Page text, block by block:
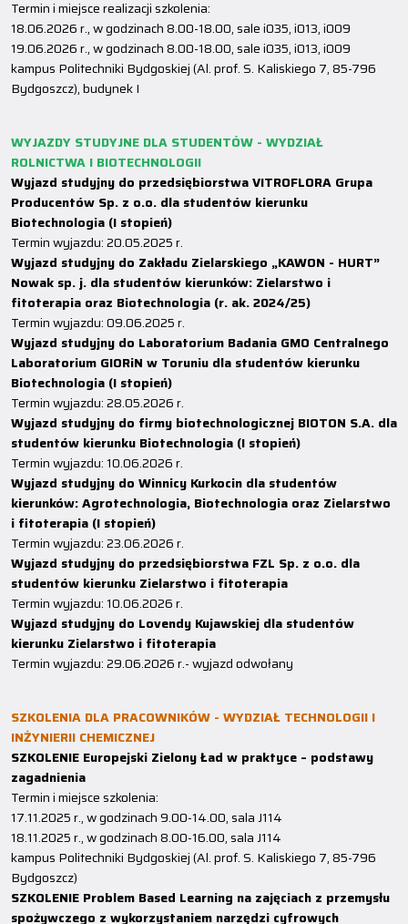
Termin i miejsce realizacji szkolenia:
18.06.2026 r., w godzinach 8.00-18.00, sale i035, i013, i009
19.06.2026 r., w godzinach 8.00-18.00, sale i035, i013, i009
kampus Politechniki Bydgoskiej (Al. prof. S. Kaliskiego 7, 85-796
Bydgoszcz), budynek I
WYJAZDY STUDYJNE DLA STUDENTÓW - WYDZIAŁ
ROLNICTWA I BIOTECHNOLOGII
Wyjazd studyjny do przedsiębiorstwa VITROFLORA Grupa
Producentów Sp. z o.o. dla studentów kierunku
Biotechnologia (I stopień)
Termin wyjazdu: 20.05.2025 r.
Wyjazd studyjny do Zakładu Zielarskiego „KAWON - HURT”
Nowak sp. j. dla studentów kierunków: Zielarstwo i
fitoterapia oraz Biotechnologia (r. ak. 2024/25)
Termin wyjazdu: 09.06.2025 r.
Wyjazd studyjny do Laboratorium Badania GMO Centralnego
Laboratorium GIORiN w Toruniu dla studentów kierunku
Biotechnologia (I stopień)
Termin wyjazdu: 28.05.2026 r.
Wyjazd studyjny do firmy biotechnologicznej BIOTON S.A. dla
studentów kierunku Biotechnologia (I stopień)
Termin wyjazdu: 10.06.2026 r.
Wyjazd studyjny do Winnicy Kurkocin dla studentów
kierunków: Agrotechnologia, Biotechnologia oraz Zielarstwo
i fitoterapia (I stopień)
Termin wyjazdu: 23.06.2026 r.
Wyjazd studyjny do przedsiębiorstwa FZL Sp. z o.o. dla
studentów kierunku Zielarstwo i fitoterapia
Termin wyjazdu: 10.06.2026 r.
Wyjazd studyjny do Lovendy Kujawskiej dla studentów
kierunku Zielarstwo i fitoterapia
Termin wyjazdu: 29.06.2026 r.- wyjazd odwołany
SZKOLENIA DLA PRACOWNIKÓW - WYDZIAŁ TECHNOLOGII I
INŻYNIERII CHEMICZNEJ
SZKOLENIE Europejski Zielony Ład w praktyce – podstawy
zagadnienia
Termin i miejsce szkolenia:
17.11.2025 r., w godzinach 9.00-14.00, sala J114
18.11.2025 r., w godzinach 8.00-16.00, sala J114
kampus Politechniki Bydgoskiej (Al. prof. S. Kaliskiego 7, 85-796
Bydgoszcz)
SZKOLENIE Problem Based Learning na zajęciach z przemysłu
spożywczego z wykorzystaniem narzędzi cyfrowych